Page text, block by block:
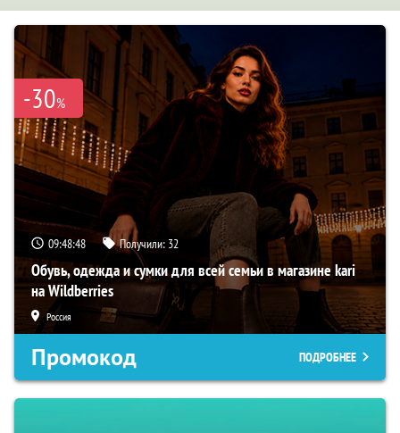
-30%
09:48:47 Получили: 32
Обувь, одежда и сумки для всей семьи в магазине kari
на Wildberries
Россия
Промокод ПОДРОБНЕЕ